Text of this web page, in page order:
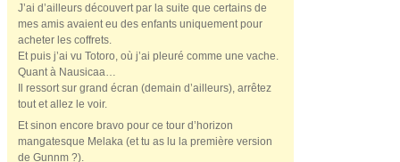
J’ai d’ailleurs découvert par la suite que certains de
mes amis avaient eu des enfants uniquement pour
acheter les coffrets.
Et puis j’ai vu Totoro, où j’ai pleuré comme une vache.
Quant à Nausicaa…
Il ressort sur grand écran (demain d’ailleurs), arrêtez
tout et allez le voir.
Et sinon encore bravo pour ce tour d’horizon
mangatesque Melaka (et tu as lu la première version
de Gunnm ?).